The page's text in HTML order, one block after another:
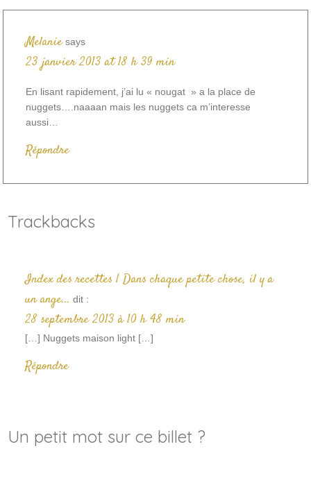
Melanie says
23 janvier 2013 at 18 h 39 min
En lisant rapidement, j’ai lu « nougat » a la place de
nuggets….naaaan mais les nuggets ca m’interesse
aussi…
Répondre
Trackbacks
Index des recettes | Dans chaque petite chose, il y a
un ange... dit :
28 septembre 2013 à 10 h 48 min
[…] Nuggets maison light […]
Répondre
Un petit mot sur ce billet ?